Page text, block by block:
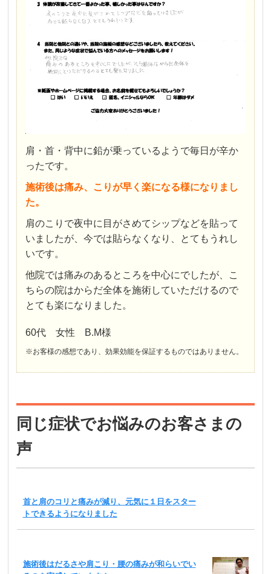
肩・首・背中に鉛が乗っているようで毎日が辛か
ったです。
施術後は痛み、こりが早く楽になる様になりまし
た。
肩のこりで夜中に目がさめてシップなどを貼って
いましたが、今では貼らなくなり、とてもうれし
いです。
他院では痛みのあるところを中心にでしたが、こ
ちらの院はからだ全体を施術していただけるので
とても楽になりました。
60代 女性 B.M様
※お客様の感想であり、効果効能を保証するものではありません。
同じ症状でお悩みのお客さまの
声
首と肩のコリと痛みが減り、元気に１日をスター
トできるようになりました
施術後はだるさや肩こり・腰の痛みが和らいでい